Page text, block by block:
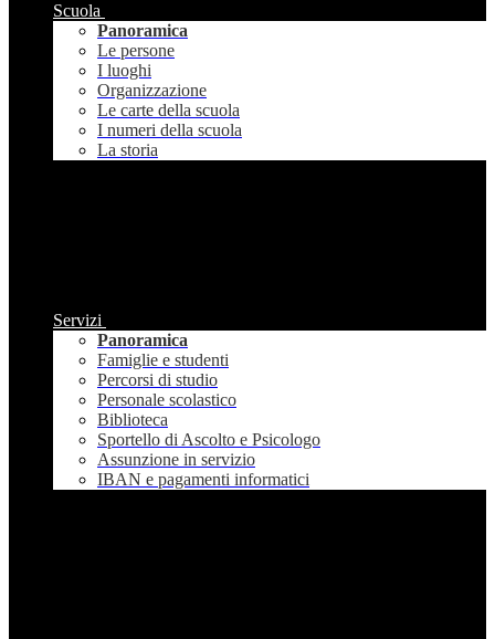
Scuola
Panoramica
Le persone
I luoghi
Organizzazione
Le carte della scuola
I numeri della scuola
La storia
Servizi
Panoramica
Famiglie e studenti
Percorsi di studio
Personale scolastico
Biblioteca
Sportello di Ascolto e Psicologo
Assunzione in servizio
IBAN e pagamenti informatici